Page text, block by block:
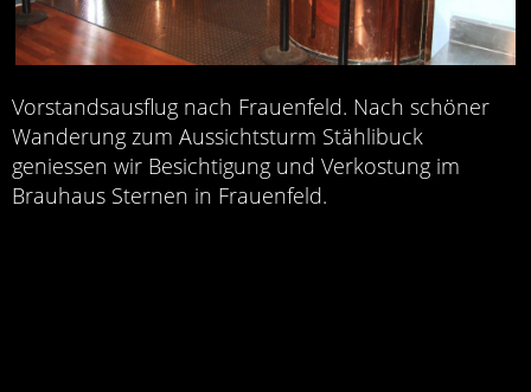
Vorstandsausflug nach Frauenfeld. Nach schöner
Wanderung zum Aussichtsturm Stählibuck
geniessen wir Besichtigung und Verkostung im
Brauhaus Sternen in Frauenfeld.